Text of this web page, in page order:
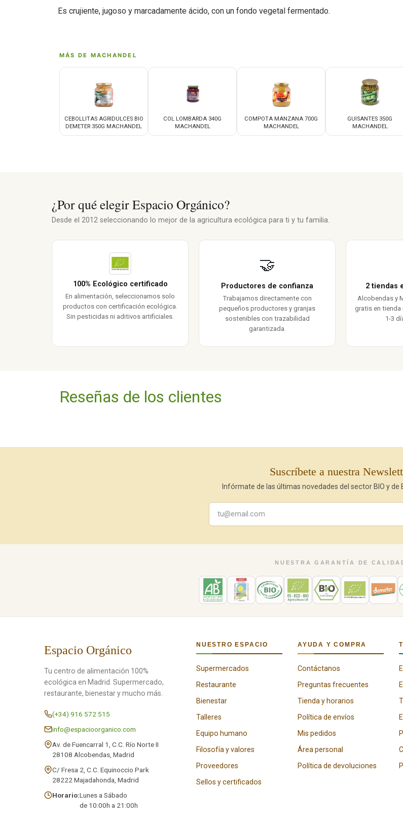
Es crujiente, jugoso y marcadamente ácido, con un fondo vegetal fermentado.
MÁS DE MACHANDEL
CEBOLLITAS AGRIDULCES BIO
DEMETER 350G MACHANDEL
COL LOMBARDA 340G
MACHANDEL
COMPOTA MANZANA 700G
MACHANDEL
GUISANTES 350G
MACHANDEL
¿Por qué elegir Espacio Orgánico?
Desde el 2012 seleccionando lo mejor de la agricultura ecológica para ti y tu familia.
100% Ecológico certificado
En alimentación, seleccionamos solo
productos con certificación ecológica.
Sin pesticidas ni aditivos artificiales.
🤝
Productores de confianza
Trabajamos directamente con
pequeños productores y granjas
sostenibles con trazabilidad
garantizada.
2 tiendas
Alcobendas y
gratis en tienda
1-3
Reseñas de los clientes
Suscríbete a nuestra
Infórmate de las últimas novedades del sector BIO y de
NUESTRA GARANTÍA DE
Espacio Orgánico
Tu centro de alimentación 100%
ecológica en Madrid. Supermercado,
restaurante, bienestar y mucho más.
(+34) 916 572 515
info@espacioorganico.com
Av. de Fuencarral 1, C.C. Río Norte II
28108 Alcobendas, Madrid
C/ Fresa 2, C.C. Equinoccio Park
28222 Majadahonda, Madrid
Horario:Lunes a Sábado
de 10:00h a 21:00h
NUESTRO ESPACIO
Supermercados
Restaurante
Bienestar
Talleres
Equipo humano
Filosofía y valores
Proveedores
Sellos y certificados
AYUDA Y COMPRA
Contáctanos
Preguntas frecuentes
Tienda y horarios
Política de envíos
Mis pedidos
Área personal
Política de devoluciones